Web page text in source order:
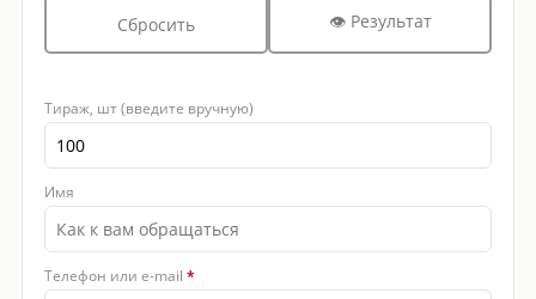
Сбросить 👁 Результат
Тираж, шт (введите вручную)
Имя
Телефон или e-mail *